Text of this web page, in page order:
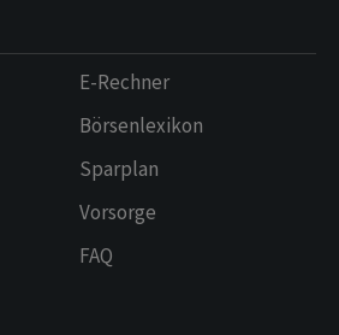
E-Rechner
Börsenlexikon
Sparplan
Vorsorge
FAQ